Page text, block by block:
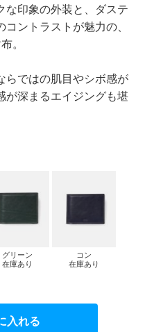
な印象の外装と、ダステ
ントラストが魅力の、
。
らではの肌目やシボ感が
が深まるエイジングも堪
グリーン
在庫あり
コン
在庫あり
入れる